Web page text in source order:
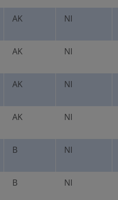
AK NI
AK NI
AK NI
AK NI
B NI
B NI